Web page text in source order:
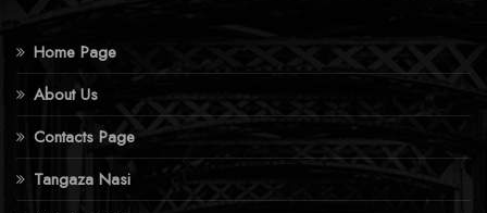
Home Page
About Us
Contacts Page
Tangaza Nasi